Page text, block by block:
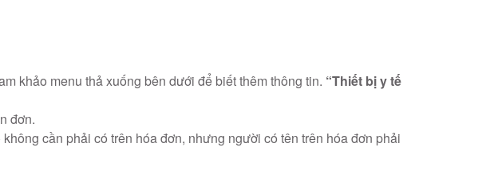
khảo menu thả xuống bên dưới để biết thêm thông tin. “Thiết bị y tế
đơn.
cần phải có trên hóa đơn, nhưng người có tên trên hóa đơn phải